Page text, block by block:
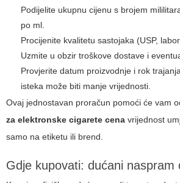
Podijelite ukupnu cijenu s brojem
po ml.
Procijenite kvalitetu sastojaka (USP,
Uzmite u obzir troškove dostave i
Provjerite datum proizvodnje i rok
isteka može biti manje vrijednosti.
Ovaj jednostavan proračun pomoći će vam
za elektronske cigarete cena vrijednost
samo na etiketu ili brend.
Gdje kupovati: dućani naspram